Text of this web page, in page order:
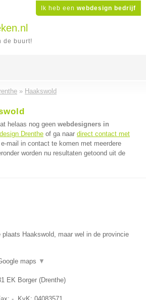
Ik heb een webdesign bedrijf
de buurt!
» Haakswold
helaas nog geen webdesigners in
Drenthe of ga naar direct contact met
mail in contact te komen met meerdere
worden nu resultaten getoond uit de
plaats Haakswold, maar wel in de provincie
maps ▼
EK Borger (Drenthe)